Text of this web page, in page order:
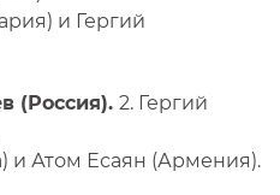
и Гергий
(Россия). 2. Гергий
и Атом Есаян (Армения).